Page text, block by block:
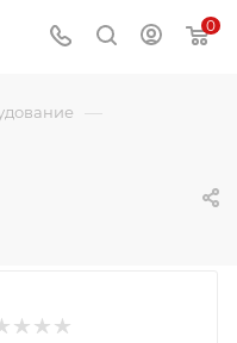
0
—